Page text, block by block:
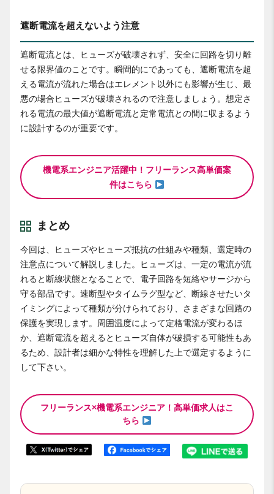
遮断電流を超えないよう注意
遮断電流とは、ヒューズが破壊されず、安全に回路を切り離
せる限界値のことです。瞬間的にであっても、遮断電流を超
える電流が流れた場合はエレメント以外にも影響が生じ、最
悪の場合ヒューズが破壊されるので注意しましょう。想定さ
れる電流の最大値が遮断電流と定常電流との間に収まるよう
に設計するのが重要です。
機電系エンジニア活躍中！フリーランス高単価案
件はこちら
まとめ
今回は、ヒューズやヒューズ抵抗の仕組みや種類、選定時の
注意点について解説しました。ヒューズは、一定の電流が流
れると断線状態となることで、電子回路を短絡やサージから
守る部品です。速断型やタイムラグ型など、断線させたいタ
イミングによって種類が分けられており、さまざまな回路の
保護を実現します。周囲温度によって定格電流が変わるほ
か、遮断電流を超えるとヒューズ自体が破損する可能性もあ
るため、設計者は細かな特性を理解した上で選定するように
して下さい。
フリーランス×機電系エンジニア！高単価求人はこ
ちら